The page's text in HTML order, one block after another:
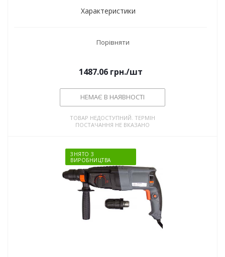
Характеристики
Порівняти
1487.06 грн./шт
НЕМАЄ В НАЯВНОСТІ
ТОВАР НЕДОСТУПНИЙ. ТЕРМІН
ПОСТАЧАННЯ НЕ ВКАЗАНО
ЗНЯТО З
ВИРОБНИЦТВА